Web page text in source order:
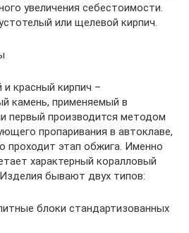
увеличения себестоимости.
или щелевой кирпич.
красный кирпич –
камень, применяемый в
первый производится методом
пропаривания в автоклаве,
проходит этап обжига. Именно
характерный коралловый
бывают двух типов:
блоки стандартизованных